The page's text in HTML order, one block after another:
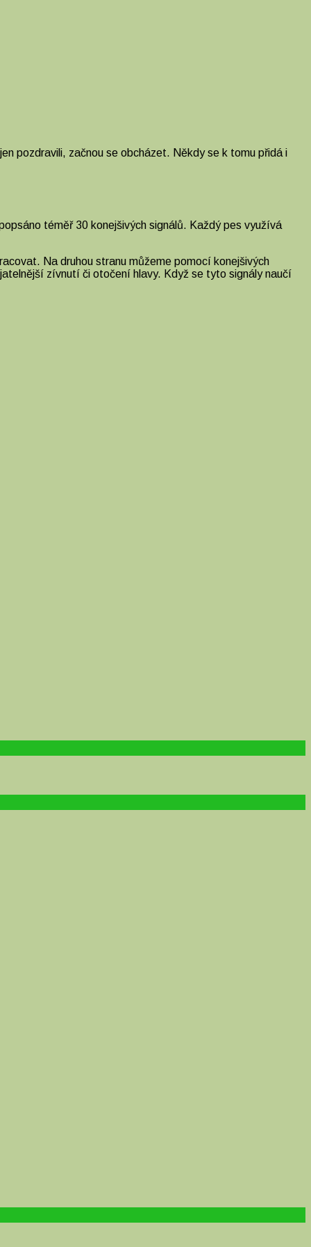
pozdravili, začnou se obcházet. Někdy se k tomu přidá i
téměř 30 konejšivých signálů. Každý pes využívá
Na druhou stranu můžeme pomocí konejšivých
zívnutí či otočení hlavy. Když se tyto signály naučí